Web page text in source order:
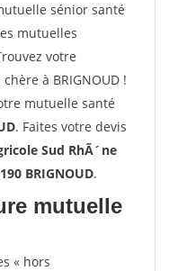
sénior santé
mutuelles
votre
à BRIGNOUD !
mutuelle santé
. Faites votre devis
Sud RhÃ´ne
BRIGNOUD.
mutuelle
« hors